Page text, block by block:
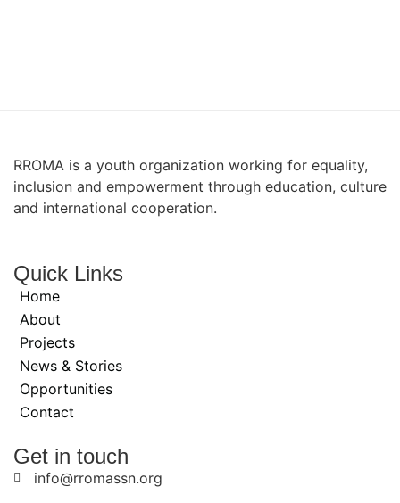
RROMA is a youth organization working for equality,
inclusion and empowerment through education, culture
and international cooperation.
Quick Links
Home
About
Projects
News & Stories
Opportunities
Contact
Get in touch
info@rromassn.org